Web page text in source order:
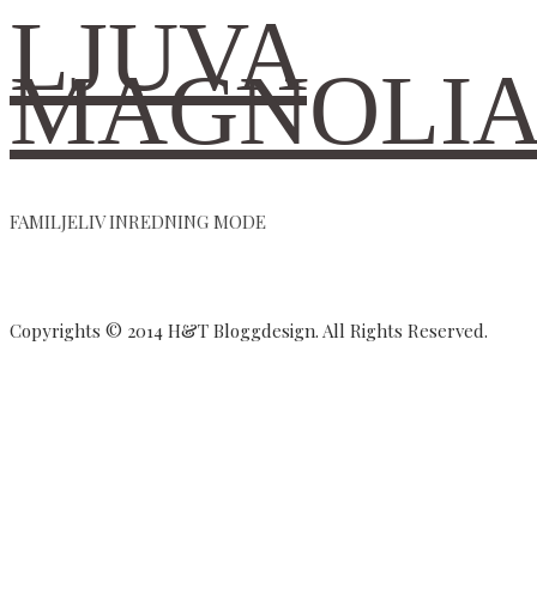
LJUVA
FAMILJELIV INREDNING MODE
Copyrights © 2014 H&T Bloggdesign. All Rights Reserved.